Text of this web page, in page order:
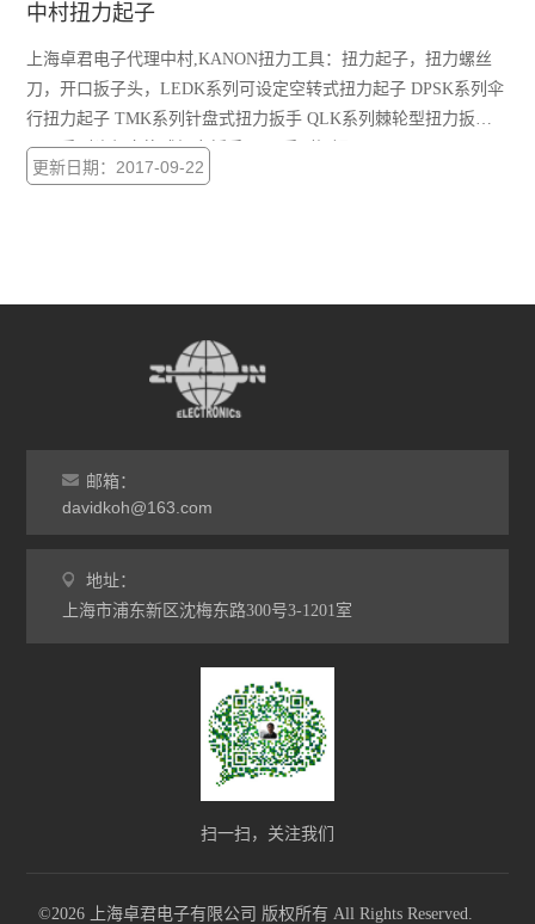
中村扭力起子
上海卓君电子代理中村,KANON扭力工具：扭力起子，扭力螺丝
刀，开口扳子头，LEDK系列可设定空转式扭力起子 DPSK系列伞
行扭力起子 TMK系列针盘式扭力扳手 QLK系列棘轮型扭力扳手
LCK系列头部交换式扭力扳手 SGK系列扭矩
1.5LTDK,3LTDK,6LTDK,12LTDK,20LTDK,30LTDK,50LTDK,100
更新日期：2017-09-22
邮箱：
davidkoh@163.com
地址：
上海市浦东新区沈梅东路300号3-1201室
扫一扫，关注我们
©2026 上海卓君电子有限公司 版权所有 All Rights Reserved.